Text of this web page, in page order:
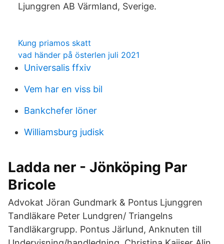
Ljunggren AB Värmland, Sverige.
Kung priamos skatt
vad händer på österlen juli 2021
Universalis ffxiv
Vem har en viss bil
Bankchefer löner
Williamsburg judisk
Ladda ner - Jönköping Par
Bricole
Advokat Jöran Gundmark & Pontus Ljunggren
Tandläkare Peter Lundgren/ Triangelns
Tandläkargrupp. Pontus Järlund, Anknuten till